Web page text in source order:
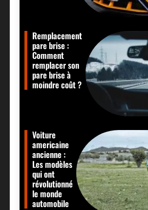
Remplacement
pare brise :
Comment
remplacer son
pare brise à
moindre coût ?
Voiture
americaine
ancienne :
Les modèles
qui ont
révolutionné
le monde
automobile